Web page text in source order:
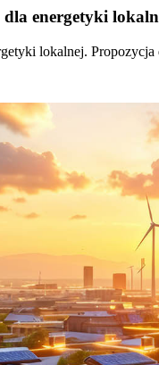
energetyki
lokalnej. Propozycja